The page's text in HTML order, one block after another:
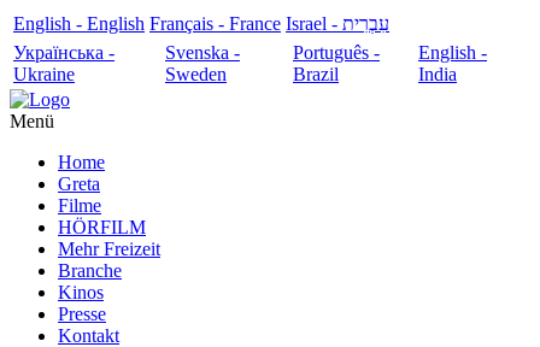
English - English Français - France
עִבְרִית - Israel
Українська -
Ukraine
Svenska -
Sweden
Português -
Brazil
English -
India
Menü
Home
Greta
Filme
HÖRFILM
Mehr Freizeit
Branche
Kinos
Presse
Kontakt